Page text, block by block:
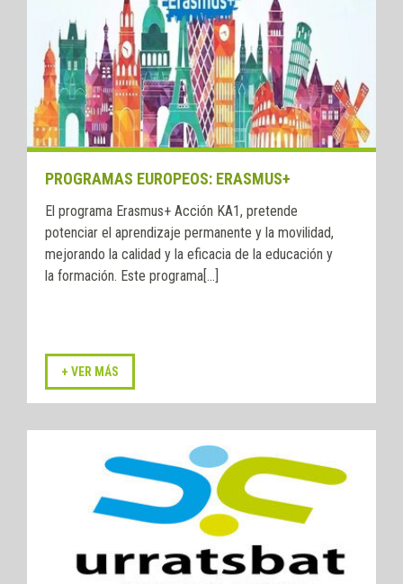
PROGRAMAS EUROPEOS: ERASMUS+
El programa Erasmus+ Acción KA1, pretende
potenciar el aprendizaje permanente y la movilidad,
mejorando la calidad y la eficacia de la educación y
la formación. Este programa[...]